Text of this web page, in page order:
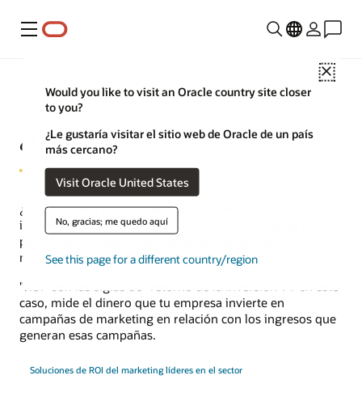
Menú
Close
Would you like to visit an Oracle country site closer
to you?
¿Le gustaría visitar el sitio web de Oracle de un país
más cercano?
Visit Oracle United States
No, gracias; me quedo aquí
See this page for a different country/region
¿Qué es el ROI del marketing?
¿Qué es el ROI del marketing? Es el rendimiento de la
inversión (ROI) que el departamento de marketing utiliza
para medir la capacidad que tienen las campañas de
marketing de generar ingresos para el negocio.
"ROI" son las siglas de "retorno de la inversión". Y en este
caso, mide el dinero que tu empresa invierte en
campañas de marketing en relación con los ingresos que
generan esas campañas.
Soluciones de ROI del marketing líderes en el sector